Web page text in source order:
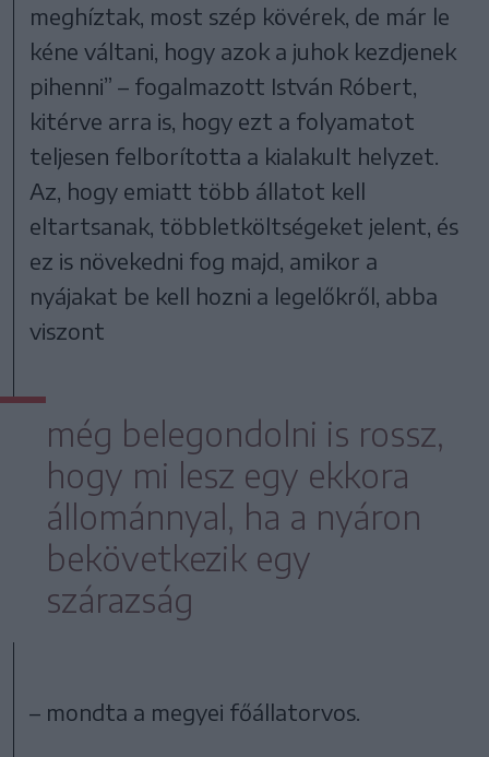
meghíztak, most szép kövérek, de már le
kéne váltani, hogy azok a juhok kezdjenek
pihenni” – fogalmazott István Róbert,
kitérve arra is, hogy ezt a folyamatot
teljesen felborította a kialakult helyzet.
Az, hogy emiatt több állatot kell
eltartsanak, többletköltségeket jelent, és
ez is növekedni fog majd, amikor a
nyájakat be kell hozni a legelőkről, abba
viszont
még belegondolni is rossz,
hogy mi lesz egy ekkora
állománnyal, ha a nyáron
bekövetkezik egy
szárazság
– mondta a megyei főállatorvos.